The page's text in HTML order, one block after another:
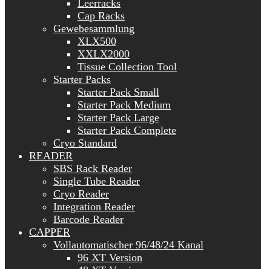
Leerracks
Cap Racks
Gewebesammlung
XLX500
XXLX2000
Tissue Collection Tool
Starter Packs
Starter Pack Small
Starter Pack Medium
Starter Pack Large
Starter Pack Complete
Cryo Standard
READER
SBS Rack Reader
Single Tube Reader
Cryo Reader
Integration Reader
Barcode Reader
CAPPER
Vollautomatischer 96/48/24 Kanal
96 XT Version